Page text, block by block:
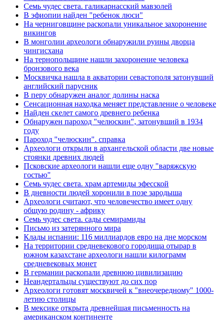
Семь чудес света. галикарнасский мавзолей
В эфиопии найден "ребенок люси"
На черниговщине раскопали уникальное захоронение
викингов
В монголии археологи обнаружили руины дворца
чингисхана
На тернопольщине нашли захоронение человека
бронзового века
Москвичка нашла в акватории севастополя затонувший
английский парусник
В перу обнаружен аналог долины наска
Сенсационная находка меняет представление о человеке
Найден скелет самого древнего ребенка
Обнаружен пароход "челюскин", затонувший в 1934
году
Пароход "челюскин". справка
Археологи открыли в архангельской области две новые
стоянки древних людей
Псковские археологи нашли еще одну "варяжскую
гостью"
Семь чудес света. храм артемиды эфесской
В дневности людей хоронили в позе зародыша
Археологи считают, что человечество имеет одну
общую родину - африку
Семь чудес света. сады семирамиды
Письмо из затерянного мира
Клады испании: 116 миллиардов евро на дне морском
На территории средневекового городища отырар в
южном казахстане археологи нашли килограмм
средневековых монет
В германии раскопали древнюю цивилизацию
Неандертальцы существуют до сих пор
Археологи готовят москвичей к "внеочередному" 1000-
летию столицы
В мексике открыта древнейшая письменность на
американском континенте